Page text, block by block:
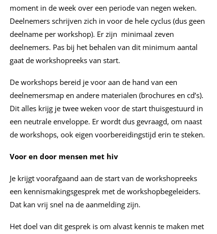
moment in de week over een periode van negen weken.
Deelnemers schrijven zich in voor de hele cyclus (dus geen
deelname per workshop). Er zijn minimaal zeven
deelnemers. Pas bij het behalen van dit minimum aantal
gaat de workshopreeks van start.
De workshops bereid je voor aan de hand van een
deelnemersmap en andere materialen (brochures en cd’s).
Dit alles krijg je twee weken voor de start thuisgestuurd in
een neutrale enveloppe. Er wordt dus gevraagd, om naast
de workshops, ook eigen voorbereidingstijd erin te steken.
Voor en door mensen met hiv
Je krijgt voorafgaand aan de start van de workshopreeks
een kennismakingsgesprek met de workshopbegeleiders.
Dat kan vrij snel na de aanmelding zijn.
Het doel van dit gesprek is om alvast kennis te maken met